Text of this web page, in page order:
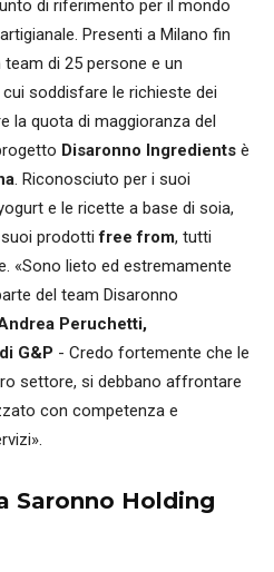
di riferimento per il mondo
Presenti a Milano fin
di 25 persone e un
soddisfare le richieste dei
la quota di maggioranza del
Disaronno Ingredients è
. Riconosciuto per i suoi
e le ricette a base di soia,
suoi prodottifree from, tutti
«Sono lieto ed estremamente
del team Disaronno
Peruchetti,
G&P - Credo fortemente che le
settore, si debbano affrontare
con competenza e
Saronno Holding